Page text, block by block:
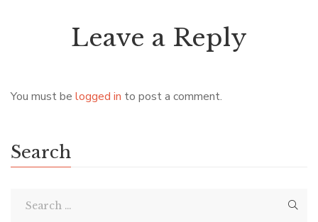
Leave a Reply
You must be logged in to post a comment.
Search